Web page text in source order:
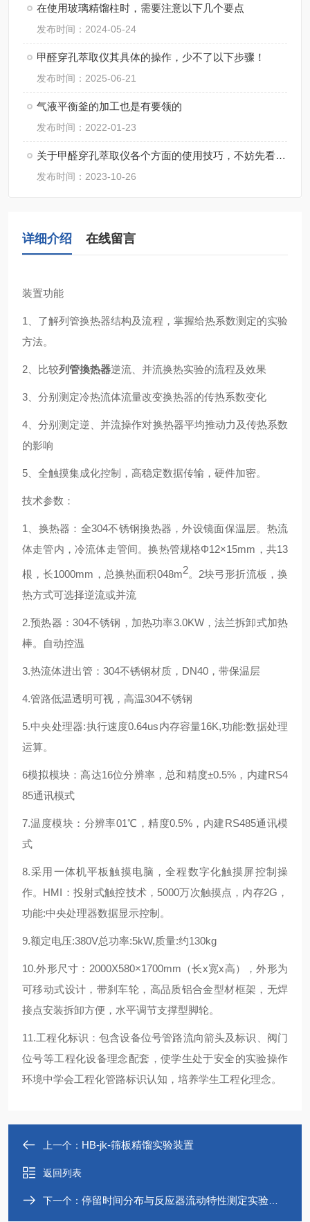
在使用玻璃精馏柱时，需要注意以下几个要点
发布时间：2024-05-24
甲醛穿孔萃取仪其具体的操作，少不了以下步骤！
发布时间：2025-06-21
气液平衡釜的加工也是有要领的
发布时间：2022-01-23
关于甲醛穿孔萃取仪各个方面的使用技巧，不妨先看看下文
发布时间：2023-10-26
详细介绍 在线留言
装置功能
1、了解列管换热器结构及流程，掌握给热系数测定的实验
方法。
2、比较列管換热器逆流、并流换热实验的流程及效果
3 分别测定冷热流体流量改变换热器的传热系数变化
4、分别测定逆、并流操作对换热器平均推动力及传热系数
的影响
5 全触摸集成化控制，高稳定数据传输，硬件加密。
技术参数 ：
1、换热器：全304不锈钢換热器，外设镜面保温层。热流
体走管内，冷流体走管间。换热管规格Φ12×15mm，共13
根，长1000mm，总换热面积048m2。2块弓形折流板，换
热方式可选择逆流或并流
2.预热器：304不锈钢，加热功率3.0KW，法兰拆卸式加热
棒。自动控温
3.热流体进出管：304不锈钢材质，DN40，带保温层
4.管路低温透明可视，高温304不锈钢
5.中央处理器:执行速度0.64us内存容量16K,功能:数据处理
运算。
6模拟模块：高达16位分辨率，总和精度±0.5%，内建RS4
85通讯模式
7.温度模块：分辨率01℃，精度0.5%，内建RS485通讯模
式
8.采用一体机平板触摸电脑，全程数字化触摸屏控制操
作。HMI ：投射式触控技术，5000万次触摸点，内存2G，
功能:中央处理器数据显示控制。
9.额定电压:380V总功率:5kW,质量:约130kg
10.外形尺寸：2000X580×1700mm（长x宽x高），外形为
可移动式设计，带刹车轮，高品质铝合金型材框架，无焊
接点安装拆卸方便，水平调节支撑型脚轮。
11.工程化标识：包含设备位号管路流向箭头及标识、阀门
位号等工程化设备理念配套，使学生处于安全的实验操作
环境中学会工程化管路标识认知，培养学生工程化理念。
上一个： HB-jk-筛板精馏实验装置
返回列表
下一个： 停留时间分布与反应器流动特性测定实验装置